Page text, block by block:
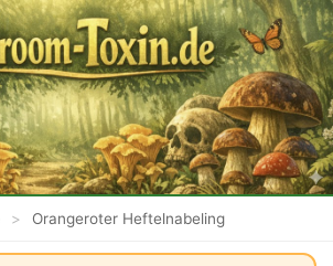
> Orangeroter Heftelnabeling